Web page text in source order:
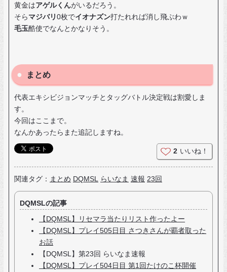
黄金はアゲルくんがいるだろう。
そら マジバリ 0枚でイオナズン打たれれば消し飛ぶわｗ
毛玉酷使でなんとかなりそう。
まとめ
代表エキシビジョンマッチとタッグバトル決定戦は割愛しま
す。
今回はここまで。
なんかあったらまた追記しますね。
2 いいね！
関連タグ： まとめ DQMSL らいなま 速報 23回
DQMSLの記事
【DQMSL】リセマラ当たりリスト作ったよー
【DQMSL】プレイ505日目 さつきさんが覇者取った
お話
【DQMSL】第23回 らいなま速報
【DQMSL】プレイ504日目 第1回たけのこ杯開催